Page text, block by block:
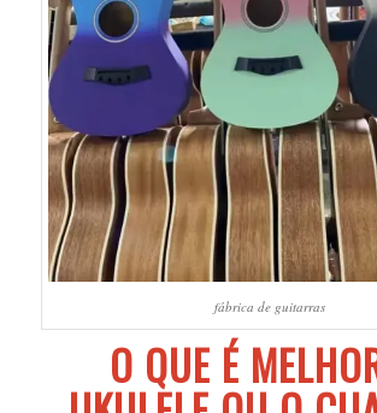
fábrica de guitarras
O QUE É